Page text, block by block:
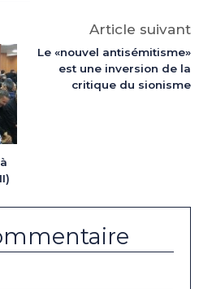
Article suivant
Le «nouvel antisémitisme»
est une inversion de la
critique du sionisme